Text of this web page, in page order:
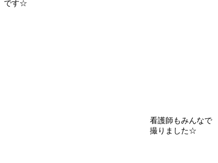
です☆
看護師もみんなで
撮りました☆